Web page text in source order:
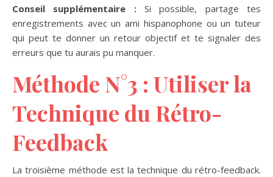
Conseil supplémentaire :Si possible, partage tes
enregistrements avec un ami hispanophone ou un tuteur
qui peut te donner un retour objectif et te signaler des
erreurs que tu aurais pu manquer.
Méthode N°3 : Utiliser la
Technique du Rétro-
Feedback
La troisième méthode est la technique du rétro-feedback.